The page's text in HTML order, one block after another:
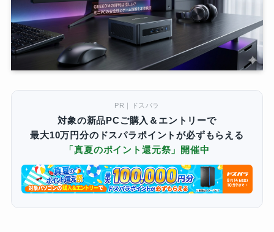
PR｜ドスパラ
対象の新品PCご購入＆エントリーで
最大10万円分のドスパラポイントが必ずもらえる
「真夏のポイント還元祭」開催中